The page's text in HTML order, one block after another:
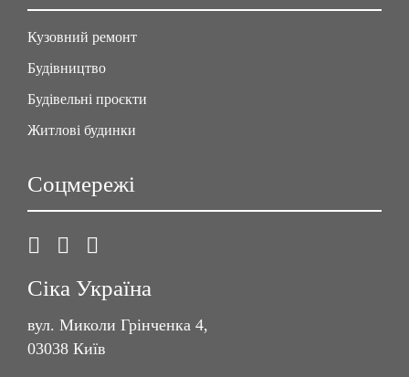
Кузовний ремонт
Будівництво
Будівельні проєкти
Житлові будинки
Соцмережі
Сіка Україна
вул. Миколи Грінченка 4,
03038 Київ